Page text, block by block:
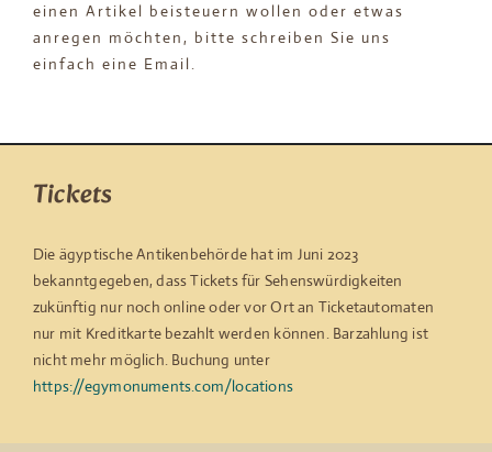
einen Artikel beisteuern wollen oder etwas
anregen möchten, bitte schreiben Sie uns
einfach eine Email.
Tickets
Die ägyptische Antikenbehörde hat im Juni 2023
bekanntgegeben, dass Tickets für Sehenswürdigkeiten
zukünftig nur noch online oder vor Ort an Ticketautomaten
nur mit Kreditkarte bezahlt werden können. Barzahlung ist
nicht mehr möglich. Buchung unter
https://egymonuments.com/locations